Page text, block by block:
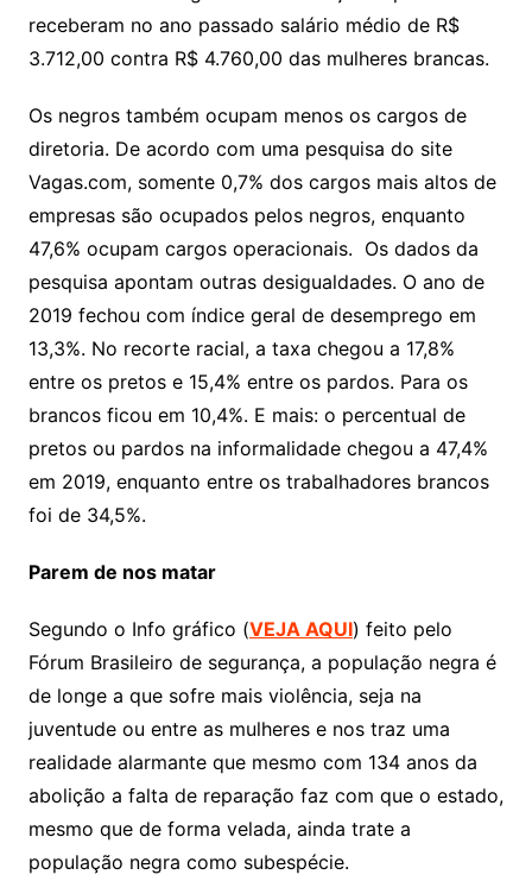
receberam no ano passado salário médio de R$
3.712,00 contra R$ 4.760,00 das mulheres brancas.
Os negros também ocupam menos os cargos de
diretoria. De acordo com uma pesquisa do site
Vagas.com, somente 0,7% dos cargos mais altos de
empresas são ocupados pelos negros, enquanto
47,6% ocupam cargos operacionais. Os dados da
pesquisa apontam outras desigualdades. O ano de
2019 fechou com índice geral de desemprego em
13,3%. No recorte racial, a taxa chegou a 17,8%
entre os pretos e 15,4% entre os pardos. Para os
brancos ficou em 10,4%. E mais: o percentual de
pretos ou pardos na informalidade chegou a 47,4%
em 2019, enquanto entre os trabalhadores brancos
foi de 34,5%.
Parem de nos matar
Segundo o Info gráfico (VEJA AQUI) feito pelo
Fórum Brasileiro de segurança, a população negra é
de longe a que sofre mais violência, seja na
juventude ou entre as mulheres e nos traz uma
realidade alarmante que mesmo com 134 anos da
abolição a falta de reparação faz com que o estado,
mesmo que de forma velada, ainda trate a
população negra como subespécie.